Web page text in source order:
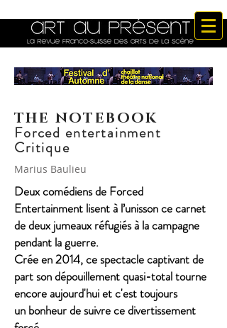
THE NOTEBOOK
Forced entertainment
Critique
Marius Baulieu
Deux comédiens de Forced
Entertainment lisent à l’unisson ce carnet
de deux jumeaux réfugiés à la campagne
pendant la guerre.
Crée en 2014, ce spectacle captivant de
part son dépouillement quasi-totaltourne
encore aujourd'hui et c'est toujours
un bonheur de suivre ce divertissement